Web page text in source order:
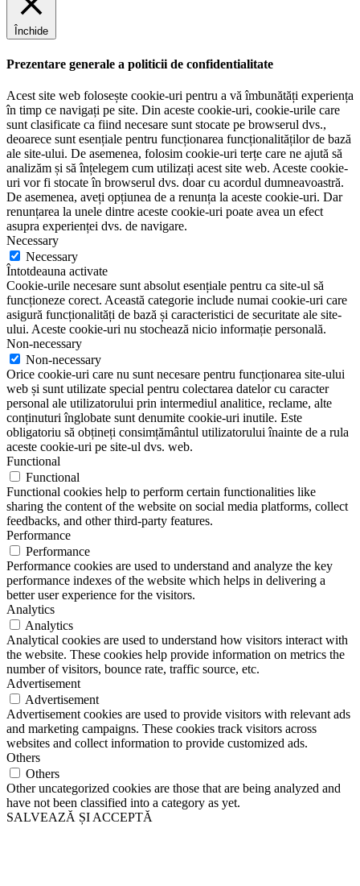
Închide
Prezentare generale a politicii de confidentialitate
Acest site web folosește cookie-uri pentru a vă îmbunătăți experiența
în timp ce navigați pe site. Din aceste cookie-uri, cookie-urile care
sunt clasificate ca fiind necesare sunt stocate pe browserul dvs.,
deoarece sunt esențiale pentru funcționarea funcționalităților de bază
ale site-ului. De asemenea, folosim cookie-uri terțe care ne ajută să
analizăm și să înțelegem cum utilizați acest site web. Aceste cookie-
uri vor fi stocate în browserul dvs. doar cu acordul dumneavoastră.
De asemenea, aveți opțiunea de a renunța la aceste cookie-uri. Dar
renunțarea la unele dintre aceste cookie-uri poate avea un efect
asupra experienței dvs. de navigare.
Necessary
Necessary
Întotdeauna activate
Cookie-urile necesare sunt absolut esențiale pentru ca site-ul să
funcționeze corect. Această categorie include numai cookie-uri care
asigură funcționalități de bază și caracteristici de securitate ale site-
ului. Aceste cookie-uri nu stochează nicio informație personală.
Non-necessary
Non-necessary
Orice cookie-uri care nu sunt necesare pentru funcționarea site-ului
web și sunt utilizate special pentru colectarea datelor cu caracter
personal ale utilizatorului prin intermediul analitice, reclame, alte
conținuturi înglobate sunt denumite cookie-uri inutile. Este
obligatoriu să obțineți consimțământul utilizatorului înainte de a rula
aceste cookie-uri pe site-ul dvs. web.
Functional
Functional
Functional cookies help to perform certain functionalities like
sharing the content of the website on social media platforms, collect
feedbacks, and other third-party features.
Performance
Performance
Performance cookies are used to understand and analyze the key
performance indexes of the website which helps in delivering a
better user experience for the visitors.
Analytics
Analytics
Analytical cookies are used to understand how visitors interact with
the website. These cookies help provide information on metrics the
number of visitors, bounce rate, traffic source, etc.
Advertisement
Advertisement
Advertisement cookies are used to provide visitors with relevant ads
and marketing campaigns. These cookies track visitors across
websites and collect information to provide customized ads.
Others
Others
Other uncategorized cookies are those that are being analyzed and
have not been classified into a category as yet.
SALVEAZĂ ȘI ACCEPTĂ